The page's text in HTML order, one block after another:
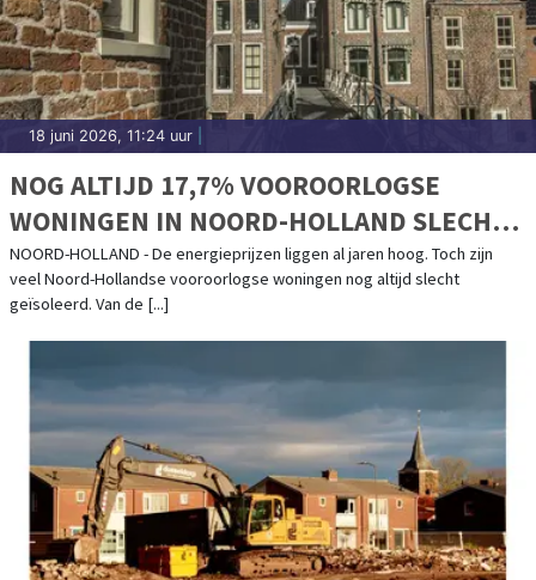
18 juni 2026, 11:24 uur
NOG ALTIJD 17,7% VOOROORLOGSE
WONINGEN IN NOORD-HOLLAND SLECHT
GEÏSOLEERD
NOORD-HOLLAND - De energieprijzen liggen al jaren hoog. Toch zijn
veel Noord-Hollandse vooroorlogse woningen nog altijd slecht
geïsoleerd. Van de [...]